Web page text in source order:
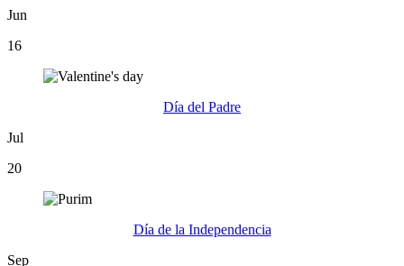
Jun
16
Día del Padre
Jul
20
Día de la Independencia
Sep